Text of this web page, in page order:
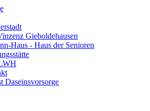
Gieboldehausen
Haus - Haus der Senioren
Daseinsvorsorge